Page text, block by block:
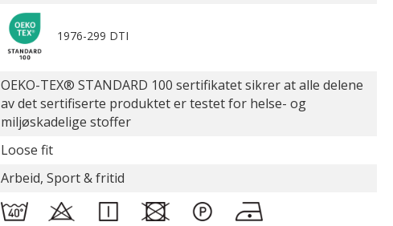
1976-299 DTI
OEKO-TEX® STANDARD 100 sertifikatet sikrer at alle delene
av det sertifiserte produktet er testet for helse- og
miljøskadelige stoffer
Loose fit
Arbeid, Sport & fritid